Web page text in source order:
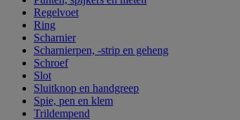
Regelvoet
Ring
Scharnier
Scharnierpen, -strip en geheng
Schroef
Slot
Sluitknop en handgreep
Spie, pen en klem
Trildempend